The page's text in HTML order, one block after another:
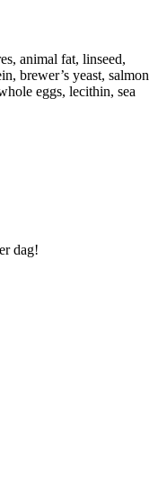
animal fat, linseed,
brewer’s yeast, salmon
eggs, lecithin, sea
dag!